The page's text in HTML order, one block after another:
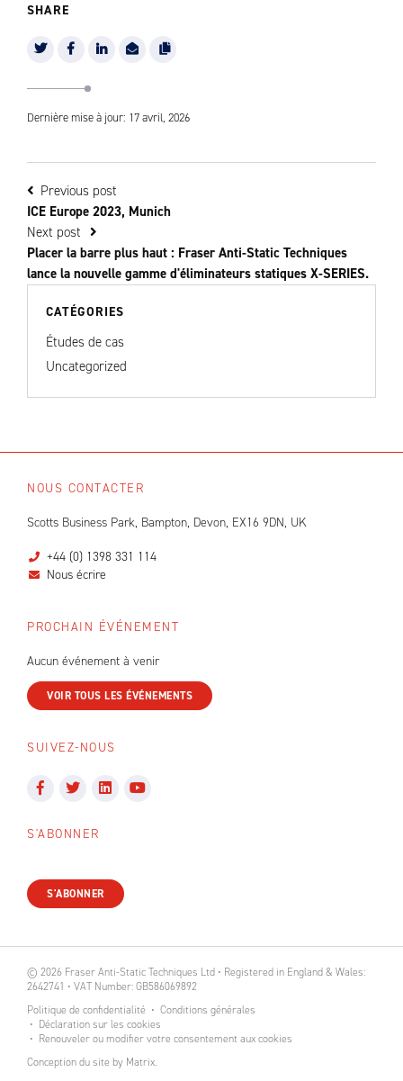
SHARE
Dernière mise à jour: 17 avril, 2026
Previous post
ICE Europe 2023, Munich
Next post
Placer la barre plus haut : Fraser Anti-Static Techniques
lance la nouvelle gamme d'éliminateurs statiques X-SERIES.
CATÉGORIES
Études de cas
Uncategorized
NOUS CONTACTER
Scotts Business Park, Bampton, Devon, EX16 9DN, UK
+44 (0) 1398 331 114
Nous écrire
PROCHAIN ÉVÉNEMENT
Aucun événement à venir
VOIR TOUS LES ÉVÉNEMENTS
SUIVEZ-NOUS
S'ABONNER
S'ABONNER
© 2026 Fraser Anti-Static Techniques Ltd • Registered in England & Wales:
2642741 • VAT Number: GB586069892
Politique de confidentialité
Conditions générales
Déclaration sur les cookies
Renouveler ou modifier votre consentement aux cookies
Conception du site by Matrix.